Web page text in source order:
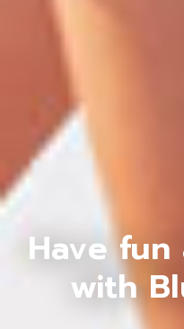
Have fun
with